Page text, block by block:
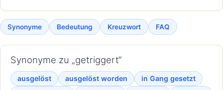
Synonyme Bedeutung Kreuzwort FAQ
Synonyme zu „getriggert“
ausgelöst ausgelöst worden
in Gang gesetzt